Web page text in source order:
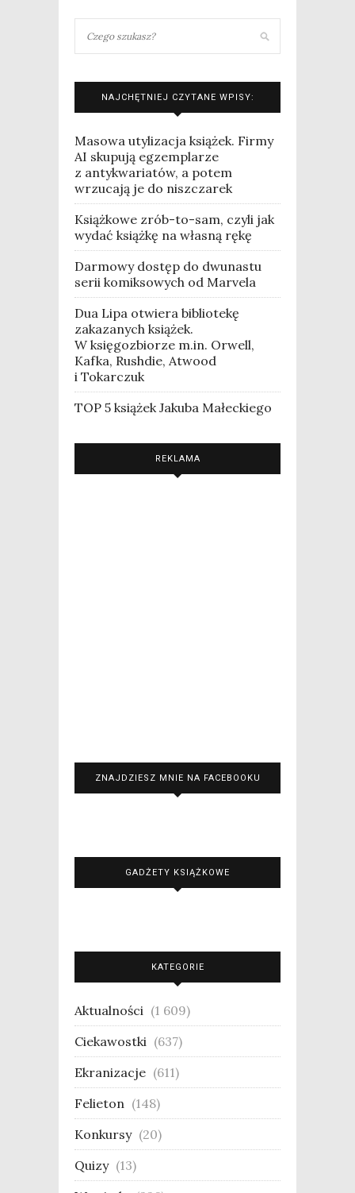
NAJCHĘTNIEJ CZYTANE WPISY:
Masowa utylizacja książek. Firmy
AI skupują egzemplarze
z antykwariatów, a potem
wrzucają je do niszczarek
Książkowe zrób-to-sam, czyli jak
wydać książkę na własną rękę
Darmowy dostęp do dwunastu
serii komiksowych od Marvela
Dua Lipa otwiera bibliotekę
zakazanych książek.
W księgozbiorze m.in. Orwell,
Kafka, Rushdie, Atwood
i Tokarczuk
TOP 5 książek Jakuba Małeckiego
REKLAMA
ZNAJDZIESZ MNIE NA FACEBOOKU
GADŻETY KSIĄŻKOWE
KATEGORIE
Aktualności (1 609)
Ciekawostki (637)
Ekranizacje (611)
Felieton (148)
Konkursy (20)
Quizy (13)